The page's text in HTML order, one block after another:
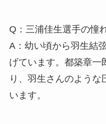
Q：三浦佳生選手の憧
A：幼い頃から羽生結
げています。都築章一
り、羽生さんのような
います。